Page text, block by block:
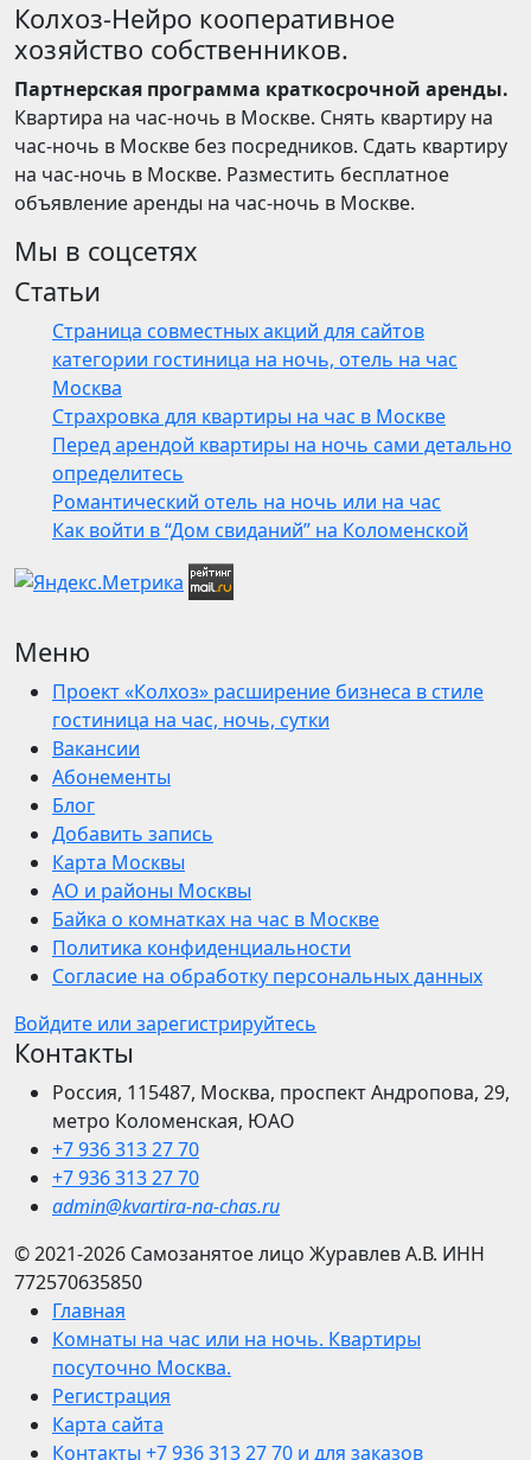
Колхоз-Нейро кооперативное
хозяйство собственников.
Партнерская программа краткосрочной аренды.
Квартира на час-ночь в Москве. Снять квартиру на
час-ночь в Москве без посредников. Сдать квартиру
на час-ночь в Москве. Разместить бесплатное
объявление аренды на час-ночь в Москве.
Мы в соцсетях
Статьи
Страница совместных акций для сайтов
категории гостиница на ночь, отель на час
Москва
Страхровка для квартиры на час в Москве
Перед арендой квартиры на ночь сами детально
определитесь
Романтический отель на ночь или на час
Как войти в “Дом свиданий” на Коломенской
Меню
Проект «Колхоз» расширение бизнеса в стиле
гостиница на час, ночь, сутки
Вакансии
Абонементы
Блог
Добавить запись
Карта Москвы
АО и районы Москвы
Байка о комнатках на час в Москве
Политика конфиденциальности
Согласие на обработку персональных данных
Войдите или зарегистрируйтесь
Контакты
Россия, 115487, Москва, проспект Андропова, 29,
метро Коломенская, ЮАО
+7 936 313 27 70
+7 936 313 27 70
admin@kvartira-na-chas.ru
© 2021-2026 Самозанятое лицо Журавлев А.В. ИНН
772570635850
Главная
Комнаты на час или на ночь. Квартиры
посуточно Москва.
Регистрация
Карта сайта
Контакты +7 936 313 27 70 и для заказов